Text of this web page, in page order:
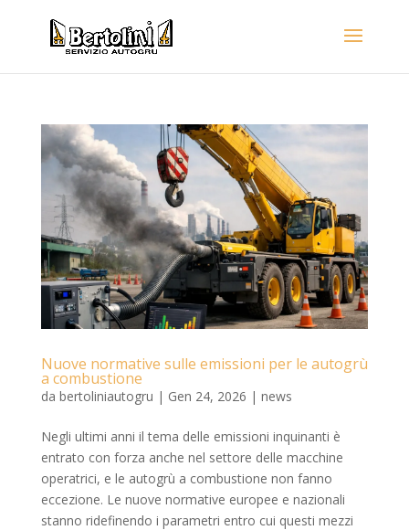
Nuove normative sulle emissioni per le autogrù
a combustione
da bertoliniautogru | Gen 24, 2026 | news
Negli ultimi anni il tema delle emissioni inquinanti è
entrato con forza anche nel settore delle macchine
operatrici, e le autogrù a combustione non fanno
eccezione. Le nuove normative europee e nazionali
stanno ridefinendo i parametri entro cui questi mezzi